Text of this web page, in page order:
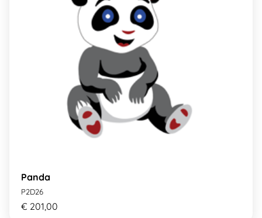
Panda
P2D26
€ 201,00